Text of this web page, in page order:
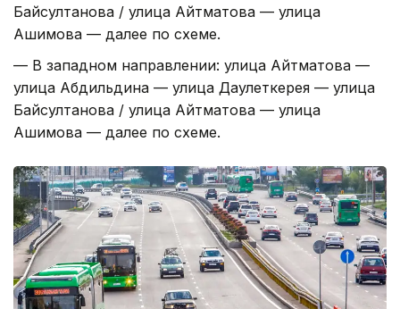
Байсултанова / улица Айтматова — улица
Ашимова — далее по схеме.
— В западном направлении: улица Айтматова —
улица Абдильдина — улица Даулеткерея — улица
Байсултанова / улица Айтматова — улица
Ашимова — далее по схеме.